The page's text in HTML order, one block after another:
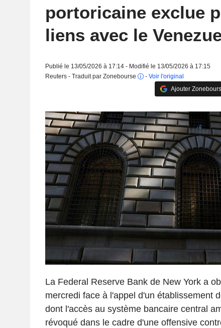
portoricaine exclue
liens avec le
Publié le 13/05/2026 à 17:14 - Modifié le 13/05/2026 à 17:15
Reuters - Traduit par Zonebourse
- Voir l'original
Ajouter
La Federal Reserve Bank de New York a
mercredi face à l'appel d'un établissement
dont l'accès au système bancaire central
révoqué dans le cadre d'une offensive